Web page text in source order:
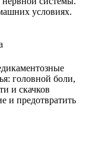
условиях.
головной боли,
и скачков
и предотвратить